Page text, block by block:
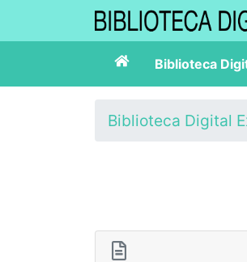
Biblioteca
Biblioteca Digital